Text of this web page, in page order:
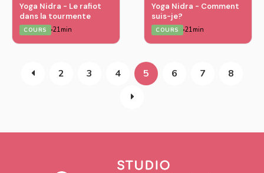
Yoga Nidra - Le rafiot
dans la tourmente
COURS 21min
Yoga Nidra - Comment
suis-je?
COURS 21min
2 3 4 5 6 7 8